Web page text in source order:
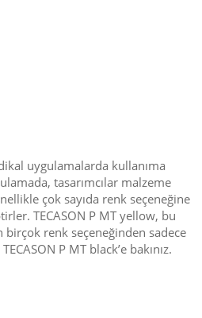
uygulamalarda kullanıma
tasarımcılar malzeme
çok sayıda renk seçeneğine
TECASON P MT yellow, bu
renk seçeneğinden sadece
P MT black’e bakınız.